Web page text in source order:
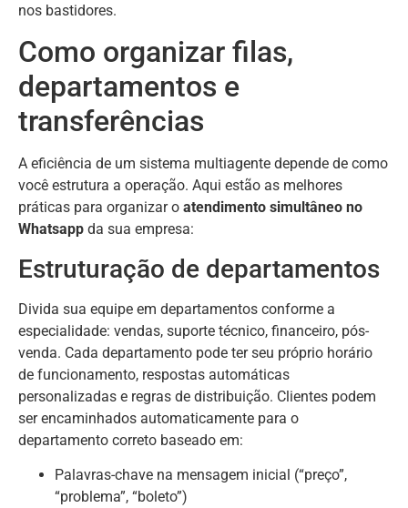
nos bastidores.
Como organizar filas,
departamentos e
transferências
A eficiência de um sistema multiagente depende de como
você estrutura a operação. Aqui estão as melhores
práticas para organizar o atendimento simultâneo no
Whatsapp da sua empresa:
Estruturação de departamentos
Divida sua equipe em departamentos conforme a
especialidade: vendas, suporte técnico, financeiro, pós-
venda. Cada departamento pode ter seu próprio horário
de funcionamento, respostas automáticas
personalizadas e regras de distribuição. Clientes podem
ser encaminhados automaticamente para o
departamento correto baseado em:
Palavras-chave na mensagem inicial (“preço”,
“problema”, “boleto”)